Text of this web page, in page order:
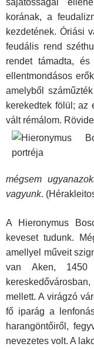
sajátosságai
korának, a
kezdetének. Óriási
feudális rend
rendet támadta,
ellentmondásos
amelyből
kerekedtek fölül; az
vált rémálom.
mégsem
vagyunk.
A Hieronymus
keveset tudunk.
amellyel műveit
van Aken,
mellett. A virágzó
fő iparág a
harangöntőiről,
nevezetes volt. A